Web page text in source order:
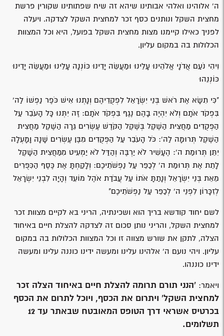
ה' אלוהינו ואלהי אבותינו שיהא זה שיח שפתותינו שקורין פרשת
מחצית השקל ונותנים כסף זכר למחצית השקל לצדקה. ויעלה
לפניך כאילו קיימנו מצות מחצית השקל בפועל, היא וכל המצוות
הכלולות בה במקום עליון.
וִיהִי נֹעַם אֲדֹנָי אֱלֹהֵינוּ עָלֵינוּ וּמַעֲשֵׂה יָדֵינוּ כּוֹנְנָה עָלֵינוּ וּמַעֲשֵׂה יָדֵינוּ
כּוֹנְנֵהוּ
"כִּי תִשָּׂא אֶת רֹאשׁ בְּנֵי יִשְׂרָאֵל לִפְקֻדֵיהֶם וְנָתְנוּ אִישׁ כֹּפֶר נַפְשׁוֹ לַה'
בִּפְקֹד אֹתָם וְלֹא יִהְיֶה בָהֶם נֶגֶף בִּפְקֹד אֹתָם: זֶה יִתְּנוּ כָּל הָעֹבֵר עַל
הַפְּקֻדִים מַחֲצִית הַשֶּׁקֶל בְּשֶׁקֶל הַקֹּדֶשׁ עֶשְׂרִים גֵּרָה הַשֶּׁקֶל מַחֲצִית
הַשֶּׁקֶל תְּרוּמָה לַה': כֹּל הָעֹבֵר עַל הַפְּקֻדִים מִבֶּן עֶשְׂרִים שָׁנָה וָמָעְלָה
יִתֵּן תְּרוּמַת ה': הֶעָשִׁיר לֹא יַרְבֶּה וְהַדַּל לֹא יַמְעִיט מִמַּחֲצִית הַשָּׁקֶל
לָתֵת אֶת תְּרוּמַת ה' לְכַפֵּר עַל נַפְשֹׁתֵיכֶם: וְלָקַחְתָּ אֶת כֶּסֶף הַכִּפֻּרִים
מֵאֵת בְּנֵי יִשְׂרָאֵל וְנָתַתָּ אֹתוֹ עַל עֲבֹדַת אֹהֶל מוֹעֵד וְהָיָה לִבְנֵי יִשְׂרָאֵל
לְזִכָּרוֹן לִפְנֵי ה' לְכַפֵּר עַל נַפְשֹׁתֵיכֶם"
לשם יחוד קודשא בריך הוא ושכינתיה, הריני בא לקיים מצוות זכר
למחצית השקל, והריני נותן סכום זה לצדקה להצלת חיים באיחוד
הצלה, לתקן את שורש מצווה זו וכל המצוות הכלולות בה במקום
עליון. ויהי נועם ה’ אלהינו עלינו ומעשה ידינו כוננה עלינו ומעשה
ידינו כוננהו.
ויאמר: 'הנני תורם תרומה להצלת חיים באיחוד הצלה זכר
למחצית השקל' ויתרום את הכסף, ויוכל לתרום את הכסף
בכרטיס אשראי דרך הטופס המאובטח שבאתר עד 12
תשלומים.